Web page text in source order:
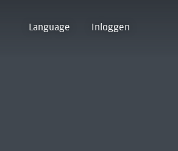
Language Inloggen